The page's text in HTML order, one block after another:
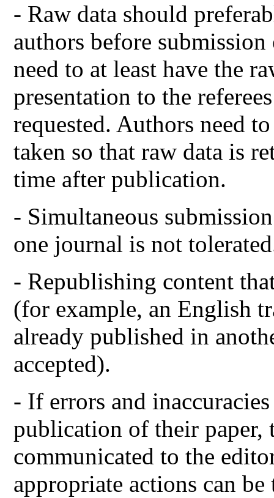
- Raw data should
authors before
need to at least have the
presentation to the
requested. Authors need
taken so that raw data is
time after publication.
- Simultaneous
one journal is not
- Republishing content
(for example, an English
already published in
accepted).
- If errors and
publication of their paper,
communicated to the
appropriate actions can be